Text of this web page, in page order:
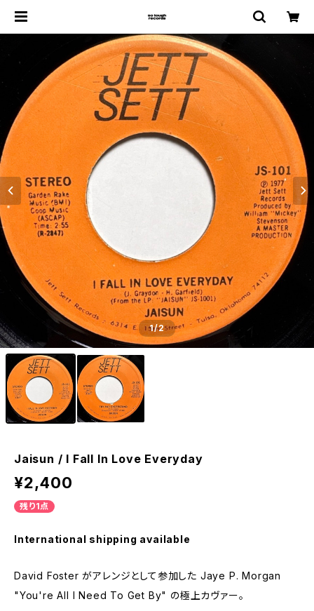
1/2
Jaisun / I Fall In Love Everyday
¥2,400
残り1点
International shipping available
David Foster がアレンジとして参加した Jaye P. Morgan
"You're All I Need To Get By" の極上カヴァー。